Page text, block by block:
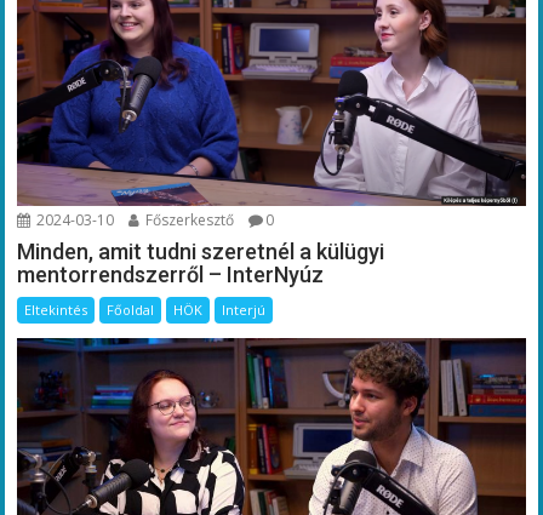
2024-03-10 Főszerkesztő 0
Minden, amit tudni szeretnél a külügyi
mentorrendszerről – InterNyúz
Eltekintés Főoldal HÖK Interjú